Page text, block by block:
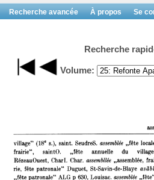
Recherche avancée À propos Se
Recherche
Volume: